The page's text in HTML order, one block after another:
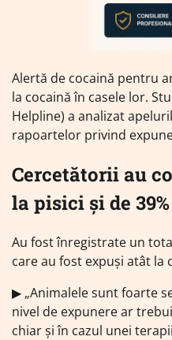
Alertă de cocaină pentru
la cocaină în casele lor.
Helpline) a analizat
rapoartelor privind
Cercetătorii au
la pisici și de
Au fost înregistrate un
care au fost expuși atât la
▶︎ „Animalele sunt foarte
nivel de expunere ar
chiar și în cazul unei